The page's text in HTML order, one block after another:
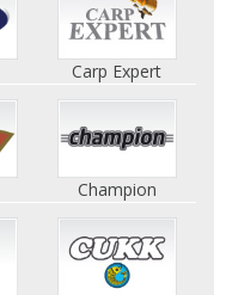
Carp Expert
Champion